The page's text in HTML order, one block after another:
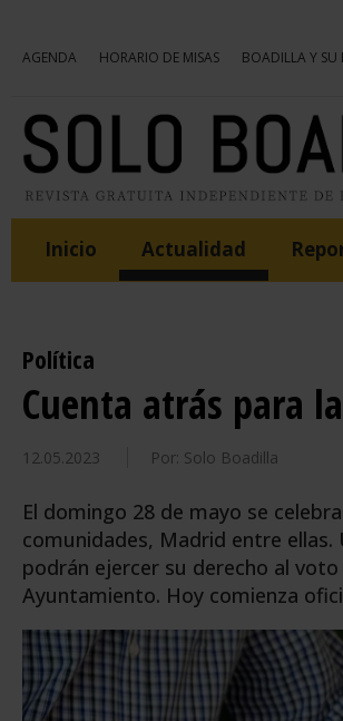
AGENDA HORARIO DE MISAS BOADILLA Y SU
Inicio Actualidad
Política
Cuenta atrás para
12.05.2023 Por: Solo Boadilla
El domingo 28 de mayo se
comunidades, Madrid entre ellas.
podrán ejercer su derecho al
Ayuntamiento. Hoy comienza